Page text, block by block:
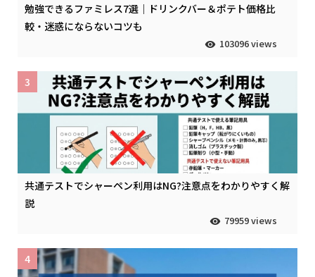
勉強できるファミレス7選｜ドリンクバー＆ポテト価格比
較・迷惑にならないコツも
103096 views
共通テストでシャーペン利用はNG?注意点をわかりやすく解
説
79959 views
3
4